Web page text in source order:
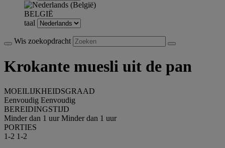
BELGIË
taal
Wis zoekopdracht
Krokante muesli uit de pan
MOEILIJKHEIDSGRAAD
Eenvoudig Eenvoudig
BEREIDINGSTIJD
Minder dan 1 uur Minder dan 1 uur
PORTIES
1-2 1-2